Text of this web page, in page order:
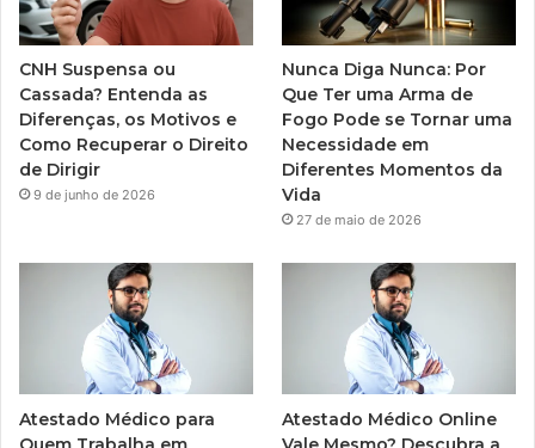
CNH Suspensa ou
Cassada? Entenda as
Diferenças, os Motivos e
Como Recuperar o Direito
de Dirigir
9 de junho de 2026
Nunca Diga Nunca: Por
Que Ter uma Arma de
Fogo Pode se Tornar uma
Necessidade em
Diferentes Momentos da
Vida
27 de maio de 2026
Atestado Médico para
Atestado Médico Online